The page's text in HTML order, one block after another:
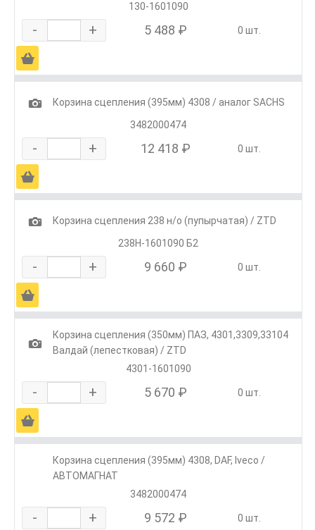
130-1601090
- + 5 488 ₽ 0 шт.
Ä
1
Корзина сцепления (395мм) 4308 / аналог SACHS
3482000474
- + 12 418 ₽ 0 шт.
Ä
1
Корзина сцепления 238 н/о (пупырчатая) / ZTD
238Н-1601090 Б2
- + 9 660 ₽ 0 шт.
Ä
1
Корзина сцепления (350мм) ПАЗ, 4301,3309,33104
Валдай (лепестковая) / ZTD
4301-1601090
- + 5 670 ₽ 0 шт.
Ä
Корзина сцепления (395мм) 4308, DAF, Iveco /
АВТОМАГНАТ
3482000474
- + 9 572 ₽ 0 шт.